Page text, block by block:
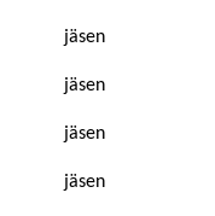
jäsen
jäsen
jäsen
jäsen